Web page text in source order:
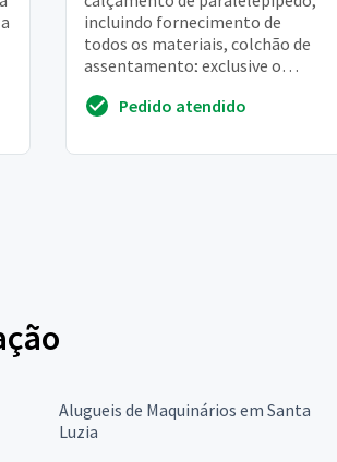
incluindo fornecimento de
todos os materiais, colchão de
assentamento; exclusive o
Pedido atendido
Alugueis de Maquinários em Santa
Luzia